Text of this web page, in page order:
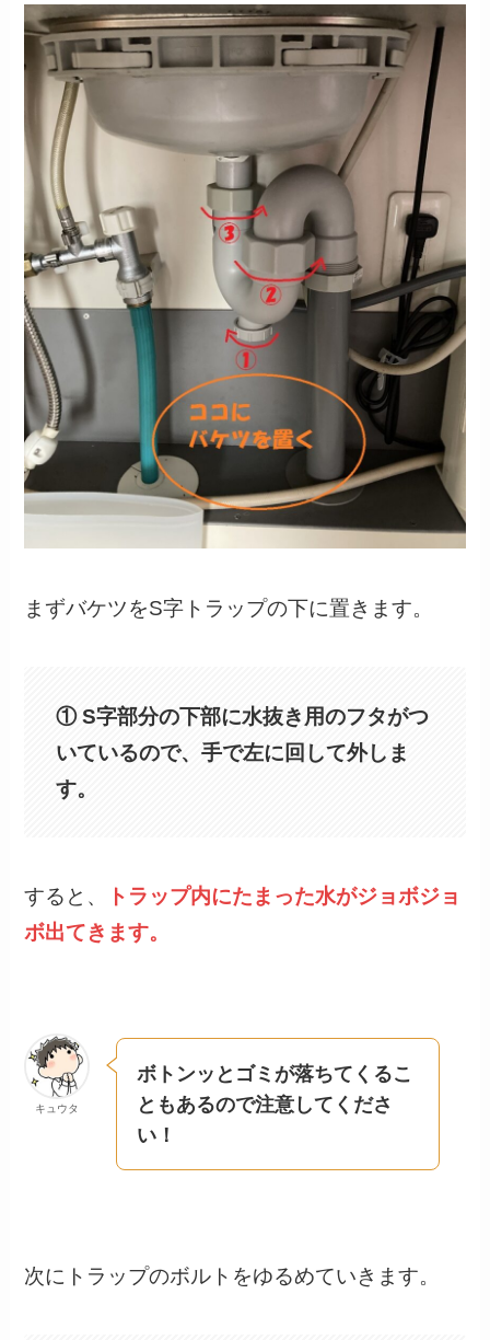
まずバケツをS字トラップの下に置きます。
① S字部分の下部に水抜き用のフタがつ
いているので、手で左に回して外しま
す。
すると、
トラップ内にたまった水がジョボジョ
ボ出てきます。
キュウタ
ボトンッとゴミが落ちてくるこ
ともあるので注意してくださ
い！
次にトラップのボルトをゆるめていきます。